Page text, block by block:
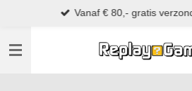
naar
Vanaf € 80,- gratis